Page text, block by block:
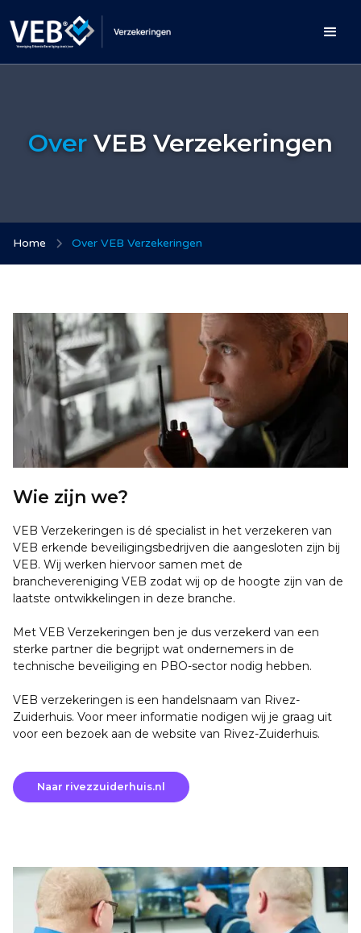
Over VEB Verzekeringen
Home Over VEB Verzekeringen
Wie zijn we?
VEB Verzekeringen is dé specialist in het verzekeren van
VEB erkende beveiligingsbedrijven die aangesloten zijn bij
VEB. Wij werken hiervoor samen met de
branchevereniging VEB zodat wij op de hoogte zijn van de
laatste ontwikkelingen in deze branche.
Met VEB Verzekeringen ben je dus verzekerd van een
sterke partner die begrijpt wat ondernemers in de
technische beveiliging en PBO-sector nodig hebben.
VEB verzekeringen is een handelsnaam van Rivez-
Zuiderhuis. Voor meer informatie nodigen wij je graag uit
voor een bezoek aan de website van Rivez-Zuiderhuis.
Naar rivezzuiderhuis.nl